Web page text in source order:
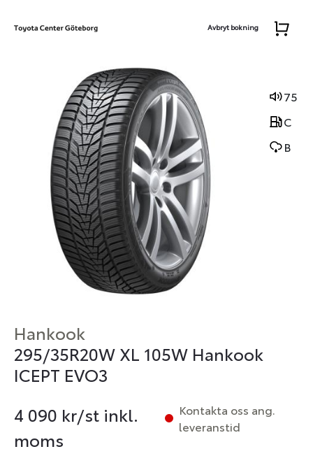
Avbryt bokning
75
C
B
Hankook
295/35R20W XL 105W Hankook
ICEPT EVO3
4 090 kr/st inkl.
moms
Kontakta oss ang.
leveranstid